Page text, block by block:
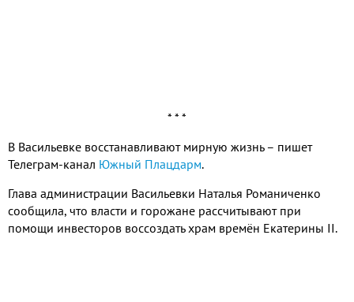
* * *
В Васильевке восстанавливают мирную жизнь – пишет
Телеграм-канал Южный Плацдарм.
Глава администрации Васильевки Наталья Романиченко
сообщила, что власти и горожане рассчитывают при
помощи инвесторов воссоздать храм времён Екатерины II.